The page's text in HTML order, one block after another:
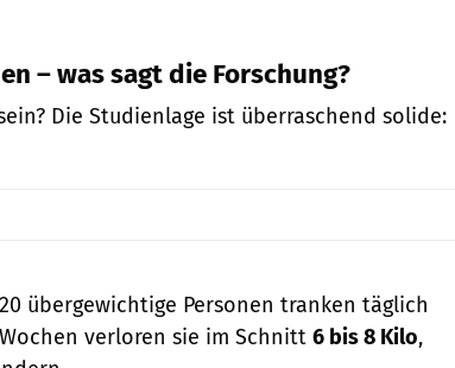
– was sagt die Forschung?
Die Studienlage ist überraschend solide:
übergewichtige Personen tranken täglich
verloren sie im Schnitt 6 bis 8 Kilo,